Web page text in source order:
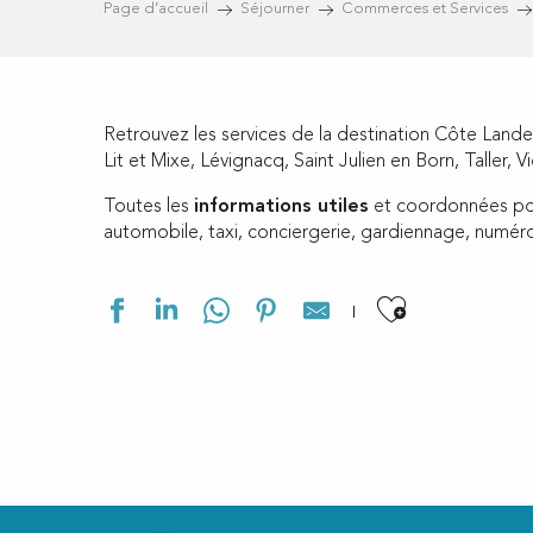
Page d’accueil Séjourner Commerces et Services
Retrouvez les services de la destination Côte
Lit et Mixe, Lévignacq, Saint Julien en Born, Taller,
Toutes les informations utiles et coordonnées
automobile, taxi, conciergerie, gardiennage,
Ajouter